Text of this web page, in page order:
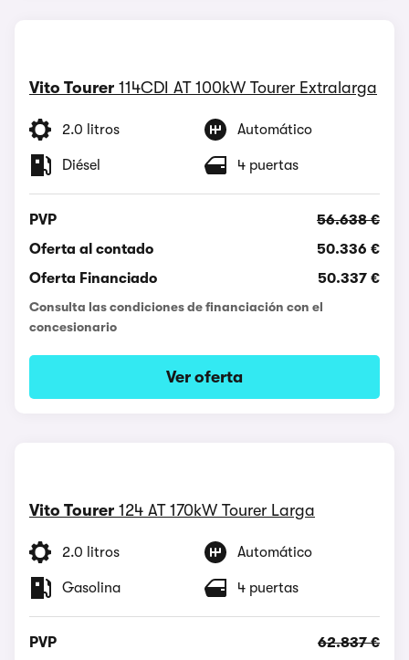
Vito Tourer 114CDI AT 100kW Tourer Extralarga
2.0 litros Automático
Diésel 4 puertas
PVP
56.638 €
Oferta al contado
50.336 €
Oferta Financiado
50.337 €
Consulta las condiciones de financiación con el
concesionario
Ver oferta
Vito Tourer 124 AT 170kW Tourer Larga
2.0 litros Automático
Gasolina 4 puertas
PVP
62.837 €